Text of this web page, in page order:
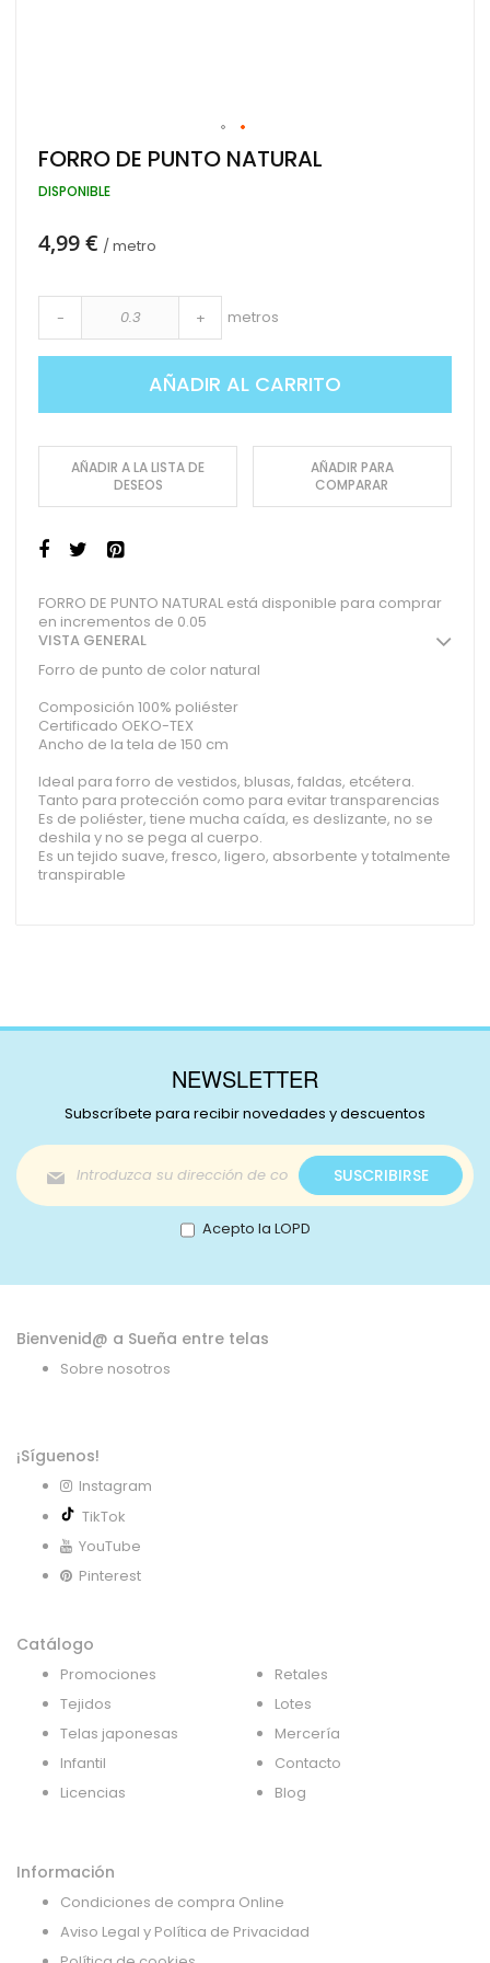
Saltar
al
comienzo
galería
FORRO DE PUNTO NATURAL
DISPONIBLE
4,99 € / metro
- + metros
AÑADIR AL CARRITO
AÑADIR A LA LISTA DE
DESEOS
AÑADIR PARA
COMPARAR
FORRO DE PUNTO NATURAL está disponible para comprar
en incrementos de 0.05
VISTA GENERAL
Forro de punto de color natural
Composición 100% poliéster
Certificado OEKO-TEX
Ancho de la tela de 150 cm
Ideal para forro de vestidos, blusas, faldas, etcétera.
Tanto para protección como para evitar transparencias
Es de poliéster, tiene mucha caída, es deslizante, no se
deshila y no se pega al cuerpo.
Es un tejido suave, fresco, ligero, absorbente y totalmente
transpirable
NEWSLETTER
Subscríbete para recibir novedades y descuentos
Inscríbase
a
nuestro
boletín
de
SUSCRIBIRSE
Acepto la LOPD
Bienvenid@ a Sueña entre telas
Sobre nosotros
¡Síguenos!
Instagram
TikTok
YouTube
Pinterest
Catálogo
Promociones
Tejidos
Telas japonesas
Infantil
Licencias
Retales
Lotes
Mercería
Contacto
Blog
Información
Condiciones de compra Online
Aviso Legal y Política de Privacidad